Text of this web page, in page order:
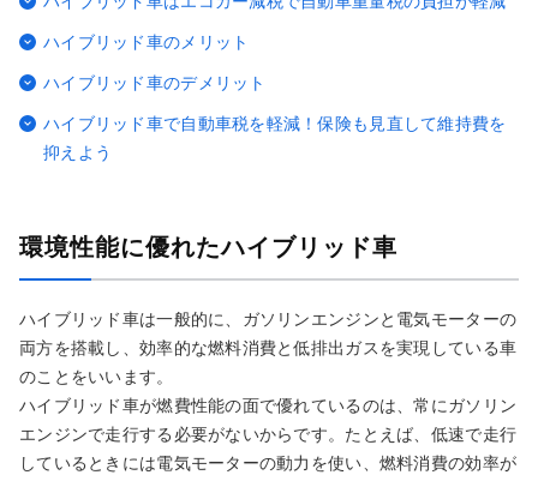
ハイブリッド車のメリット
ハイブリッド車のデメリット
ハイブリッド車で自動車税を軽減！保険も見直して維持費を
抑えよう
環境性能に優れたハイブリッド車
ハイブリッド車は一般的に、ガソリンエンジンと電気モーターの
両方を搭載し、効率的な燃料消費と低排出ガスを実現している車
のことをいいます。
ハイブリッド車が燃費性能の面で優れているのは、常にガソリン
エンジンで走行する必要がないからです。たとえば、低速で走行
しているときには電気モーターの動力を使い、燃料消費の効率が